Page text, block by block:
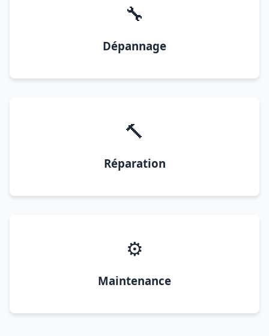
🔧
Dépannage
🔨
Réparation
⚙️
Maintenance